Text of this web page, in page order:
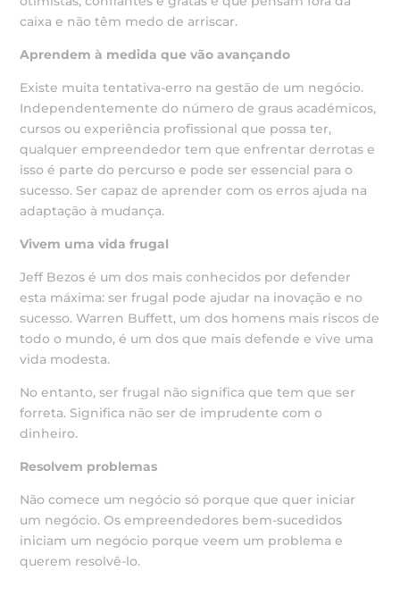
caixa e não têm medo de arriscar.
Aprendem à medida que vão avançando
Existe muita tentativa-erro na gestão de um negócio.
Independentemente do número de graus académicos,
cursos ou experiência profissional que possa ter,
qualquer empreendedor tem que enfrentar derrotas e
isso é parte do percurso e pode ser essencial para o
sucesso. Ser capaz de aprender com os erros ajuda na
adaptação à mudança.
Vivem uma vida frugal
Jeff Bezos é um dos mais conhecidos por defender
esta máxima: ser frugal pode ajudar na inovação e no
sucesso. Warren Buffett, um dos homens mais riscos de
todo o mundo, é um dos que mais defende e vive uma
vida modesta.
No entanto, ser frugal não significa que tem que ser
forreta. Significa não ser de imprudente com o
dinheiro.
Resolvem problemas
Não comece um negócio só porque que quer iniciar
um negócio. Os empreendedores bem-sucedidos
iniciam um negócio porque veem um problema e
querem resolvê-lo.